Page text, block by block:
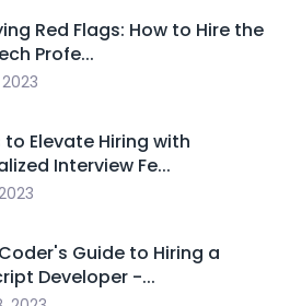
Red Flags: How to Hire the
Profe...
2023
to Elevate Hiring with
Interview Fe...
Guide to Hiring a
Developer -...